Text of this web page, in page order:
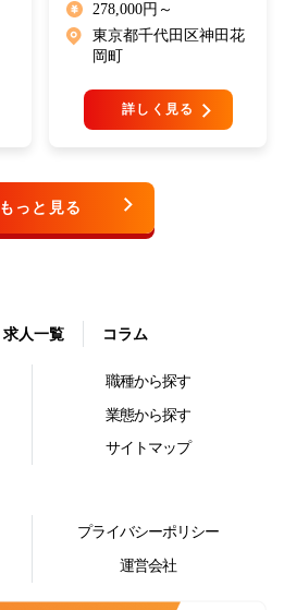
278,000円～
東京都千代田区神田花
岡町
詳しく見る
もっと見る
求人一覧 コラム
職種から探す
業態から探す
サイトマップ
プライバシーポリシー
運営会社